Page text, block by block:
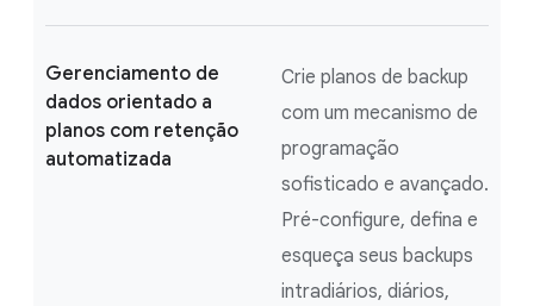
Gerenciamento de
dados orientado a
planos com retenção
automatizada
Crie planos de backup
com um mecanismo de
programação
sofisticado e avançado.
Pré-configure, defina e
esqueça seus backups
intradiários, diários,